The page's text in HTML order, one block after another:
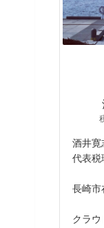
酒井
代表税
長崎市
クラウ